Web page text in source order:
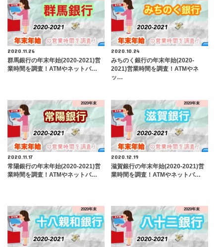
2020.11.26
群馬銀行の年末年始(2020-2021)営
業時間を調査！ATMやネットバ…
2020.10.24
みちのく銀行の年末年始(2020-
2021)営業時間を調査！ATMやネ
ッ…
2020年末
2020.11.17
常陽銀行の年末年始(2020-2021)営
業時間を調査！ATMやネットバ…
2020年末
2020.12.19
滋賀銀行の年末年始(2020-2021)営
業時間を調査！ATMやネットバ…
2020年末 2020年末